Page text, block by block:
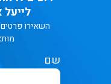
השאירו
שם